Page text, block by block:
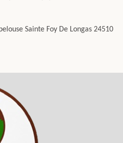
Sainte Foy De Longas 24510